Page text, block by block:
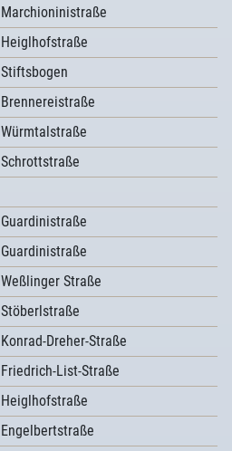
Marchioninistraße
Heiglhofstraße
Stiftsbogen
Brennereistraße
Würmtalstraße
Schrottstraße
Guardinistraße
Guardinistraße
Weßlinger Straße
Stöberlstraße
Konrad-Dreher-Straße
Friedrich-List-Straße
Heiglhofstraße
Engelbertstraße